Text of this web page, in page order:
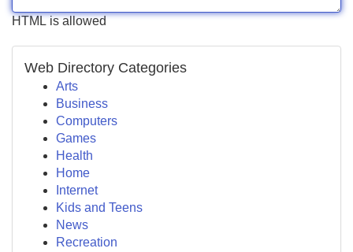
HTML is allowed
Web Directory Categories
Arts
Business
Computers
Games
Health
Home
Internet
Kids and Teens
News
Recreation